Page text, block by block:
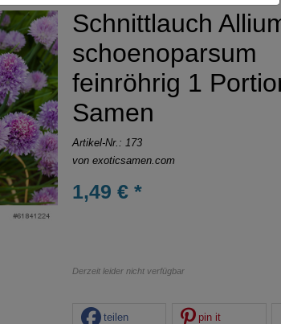
Schnittlauch
schoenoparsum
feinröhrig 1
Samen
Artikel-Nr.: 173
von exoticsamen.com
1,49 € *
Derzeit leider nicht verfügbar
teilen pin it